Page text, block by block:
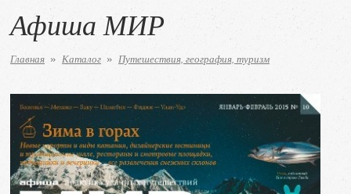
Афиша МИР
Главная » Каталог » Путешествия, география, туризм